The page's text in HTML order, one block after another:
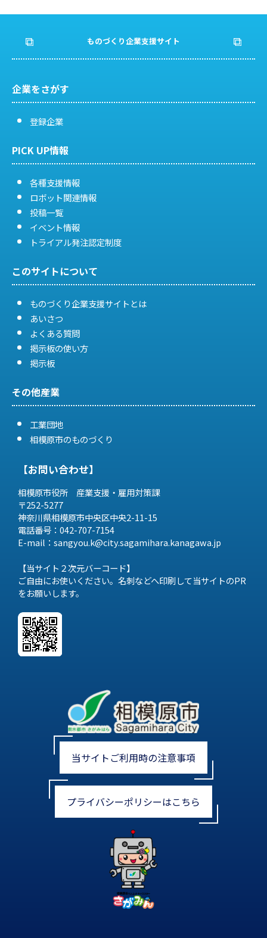
ナ
ビ
ゲ
ー
シ
ョ
ン
ものづくり企業支援サイト
企業をさがす
登録企業
PICK UP情報
各種支援情報
ロボット関連情報
投稿一覧
イベント情報
トライアル発注認定制度
このサイトについて
ものづくり企業支援サイトとは
あいさつ
よくある質問
掲示板の使い方
掲示板
その他産業
工業団地
相模原市のものづくり
【お問い合わせ】
相模原市役所 産業支援・雇用対策課
〒252-5277
神奈川県相模原市中央区中央2-11-15
電話番号：042-707-7154
E-mail：sangyou.k@city.sagamihara.kanagawa.jp
【当サイト２次元バーコード】
ご自由にお使いください。名刺などへ印刷して当サイトのPR
をお願いします。
当サイトご利用時の注意事項
プライバシーポリシーはこちら